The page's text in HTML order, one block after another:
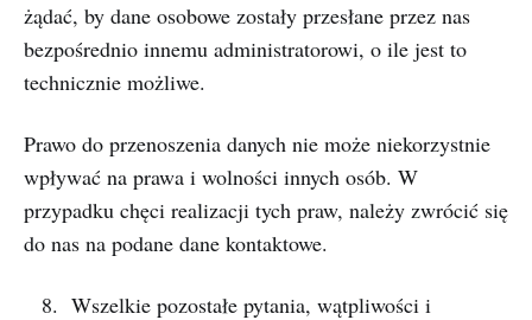
żądać, by dane osobowe zostały przesłane przez nas
bezpośrednio innemu administratorowi, o ile jest to
technicznie możliwe.
Prawo do przenoszenia danych nie może niekorzystnie
wpływać na prawa i wolności innych osób. W
przypadku chęci realizacji tych praw, należy zwrócić się
do nas na podane dane kontaktowe.
Wszelkie pozostałe pytania, wątpliwości i